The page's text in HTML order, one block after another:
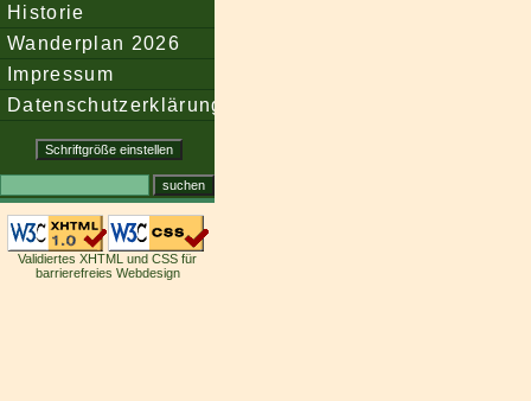
Historie
Wanderplan 2026
Impressum
Datenschutzerklärung
Validiertes XHTML und CSS für
barrierefreies Webdesign